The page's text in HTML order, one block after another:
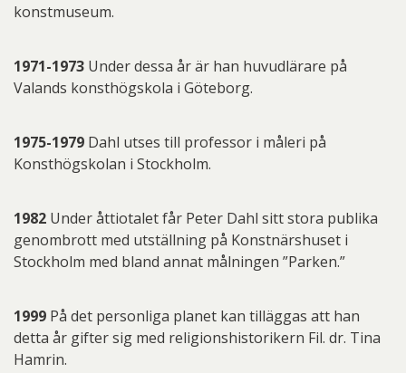
konstmuseum.
1971-1973 Under dessa år är han huvudlärare på
Valands konsthögskola i Göteborg.
1975-1979 Dahl utses till professor i måleri på
Konsthögskolan i Stockholm.
1982 Under åttiotalet får Peter Dahl sitt stora publika
genombrott med utställning på Konstnärshuset i
Stockholm med bland annat målningen ”Parken.”
1999 På det personliga planet kan tilläggas att han
detta år gifter sig med religionshistorikern Fil. dr. Tina
Hamrin.